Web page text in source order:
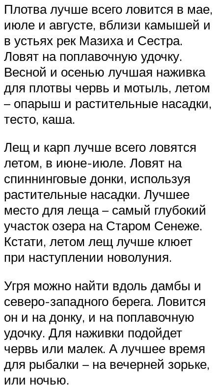
Плотва лучше всего ловится в мае,
июле и августе, вблизи камышей и
в устьях рек Мазиха и Сестра.
Ловят на поплавочную удочку.
Весной и осенью лучшая наживка
для плотвы червь и мотыль, летом
– опарыш и растительные насадки,
тесто, каша.
Лещ и карп лучше всего ловятся
летом, в июне-июле. Ловят на
спиннинговые донки, используя
растительные насадки. Лучшее
место для леща – самый глубокий
участок озера на Старом Сенеже.
Кстати, летом лещ лучше клюет
при наступлении новолуния.
Угря можно найти вдоль дамбы и
северо-западного берега. Ловится
он и на донку, и на поплавочную
удочку. Для наживки подойдет
червь или малек. А лучшее время
для рыбалки – на вечерней зорьке,
или ночью.